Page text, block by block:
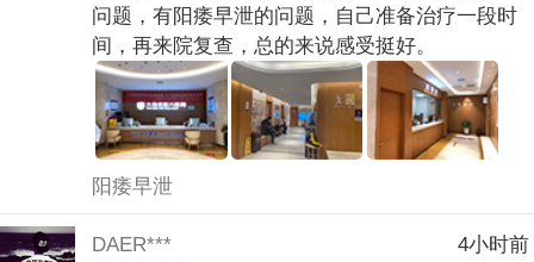
问题，有阳痿早泄的问题，自己准备治疗一段时
间，再来院复查，总的来说感受挺好。
阳痿早泄
DAER*** 4小时前